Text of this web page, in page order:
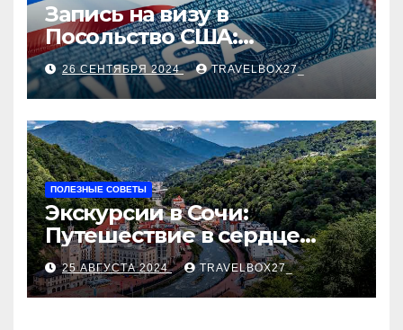
Запись на визу в
Посольство США:
Пошаговое руководство
26 СЕНТЯБРЯ 2024 TRAVELBOX27_
ПОЛЕЗНЫЕ СОВЕТЫ
Экскурсии в Сочи:
Путешествие в сердце
Черноморского курорта
25 АВГУСТА 2024 TRAVELBOX27_